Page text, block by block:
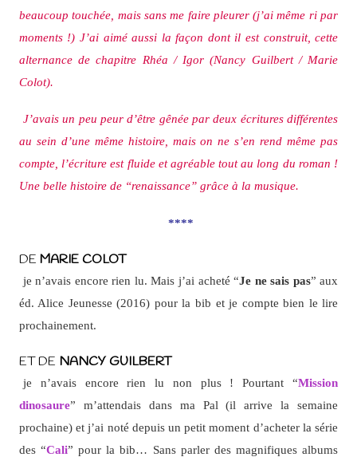
beaucoup touchée, mais sans me faire pleurer (j’ai même ri par
moments !) J’ai aimé aussi la façon dont il est construit, cette
alternance de chapitre Rhéa / Igor (Nancy Guilbert / Marie
Colot).
J’avais un peu peur d’être gênée par deux écritures différentes
au sein d’une même histoire, mais on ne s’en rend même pas
compte, l’écriture est fluide et agréable tout au long du roman !
Une belle histoire de “renaissance” grâce à la musique.
****
DE MARIE COLOT
je n’avais encore rien lu. Mais j’ai acheté “Je ne sais pas” aux
éd. Alice Jeunesse (2016) pour la bib et je compte bien le lire
prochainement.
ET DE NANCY GUILBERT
je n’avais encore rien lu non plus ! Pourtant “Mission
dinosaure” m’attendais dans ma Pal (il arrive la semaine
prochaine) et j’ai noté depuis un petit moment d’acheter la série
des “Cali” pour la bib… Sans parler des magnifiques albums